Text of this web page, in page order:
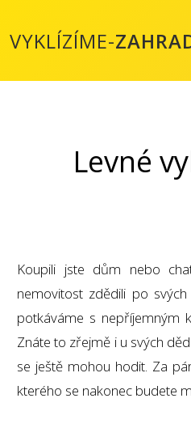
VYKLÍZÍME-
Levné
Koupili jste dům nebo
nemovitost zdědili po
potkáváme s nepříjemným
Znáte to zřejmě i u svých
se ještě mohou hodit. Za
kterého se nakonec budete